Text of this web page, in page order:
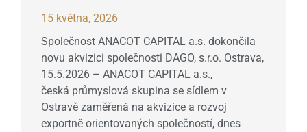
15 května, 2026
Společnost ANACOT CAPITAL a.s. dokončila
novu akvizici společnosti DAGO, s.r.o. Ostrava,
15.5.2026 – ANACOT CAPITAL a.s.,
česká průmyslová skupina se sídlem v
Ostravě zaměřená na akvizice a rozvoj
exportně orientovaných společností, dnes